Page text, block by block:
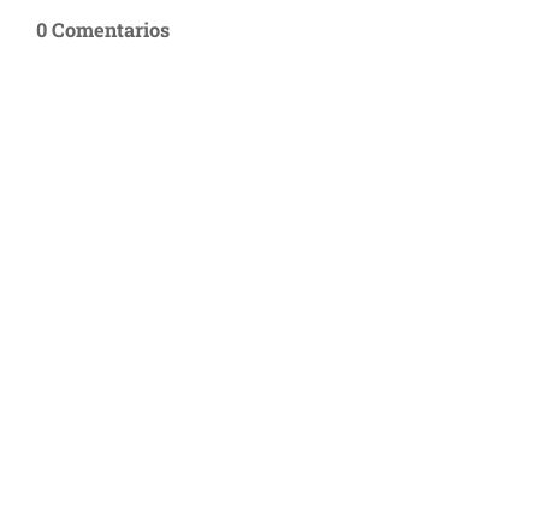
0 Comentarios